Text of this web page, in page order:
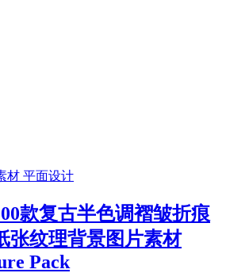
材 平面设计
款复古半色调褶皱折痕
张纹理背景图片素材
Pack